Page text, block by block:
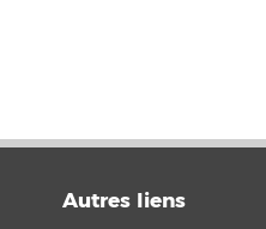
Autres liens